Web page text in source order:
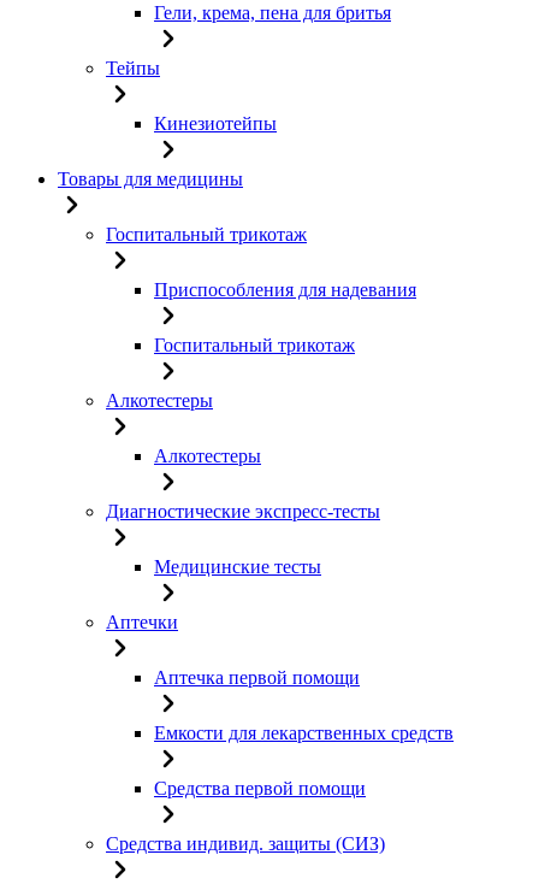
Гели, крема, пена для бритья
Тейпы
Кинезиотейпы
Товары для медицины
Госпитальный трикотаж
Приспособления для надевания
Госпитальный трикотаж
Алкотестеры
Алкотестеры
Диагностические экспресс-тесты
Медицинские тесты
Аптечки
Аптечка первой помощи
Емкости для лекарственных средств
Средства первой помощи
Средства индивид. защиты (СИЗ)